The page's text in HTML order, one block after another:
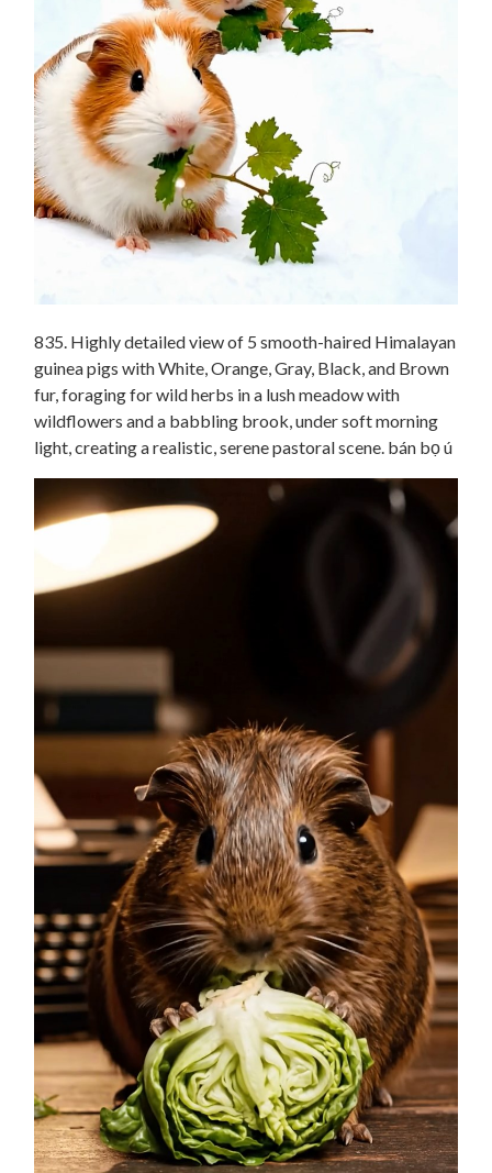
835. Highly detailed view of 5 smooth-haired Himalayan
guinea pigs with White, Orange, Gray, Black, and Brown
fur, foraging for wild herbs in a lush meadow with
wildflowers and a babbling brook, under soft morning
light, creating a realistic, serene pastoral scene. bán bọ ú